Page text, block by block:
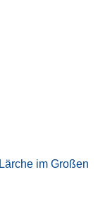
N
im Großen